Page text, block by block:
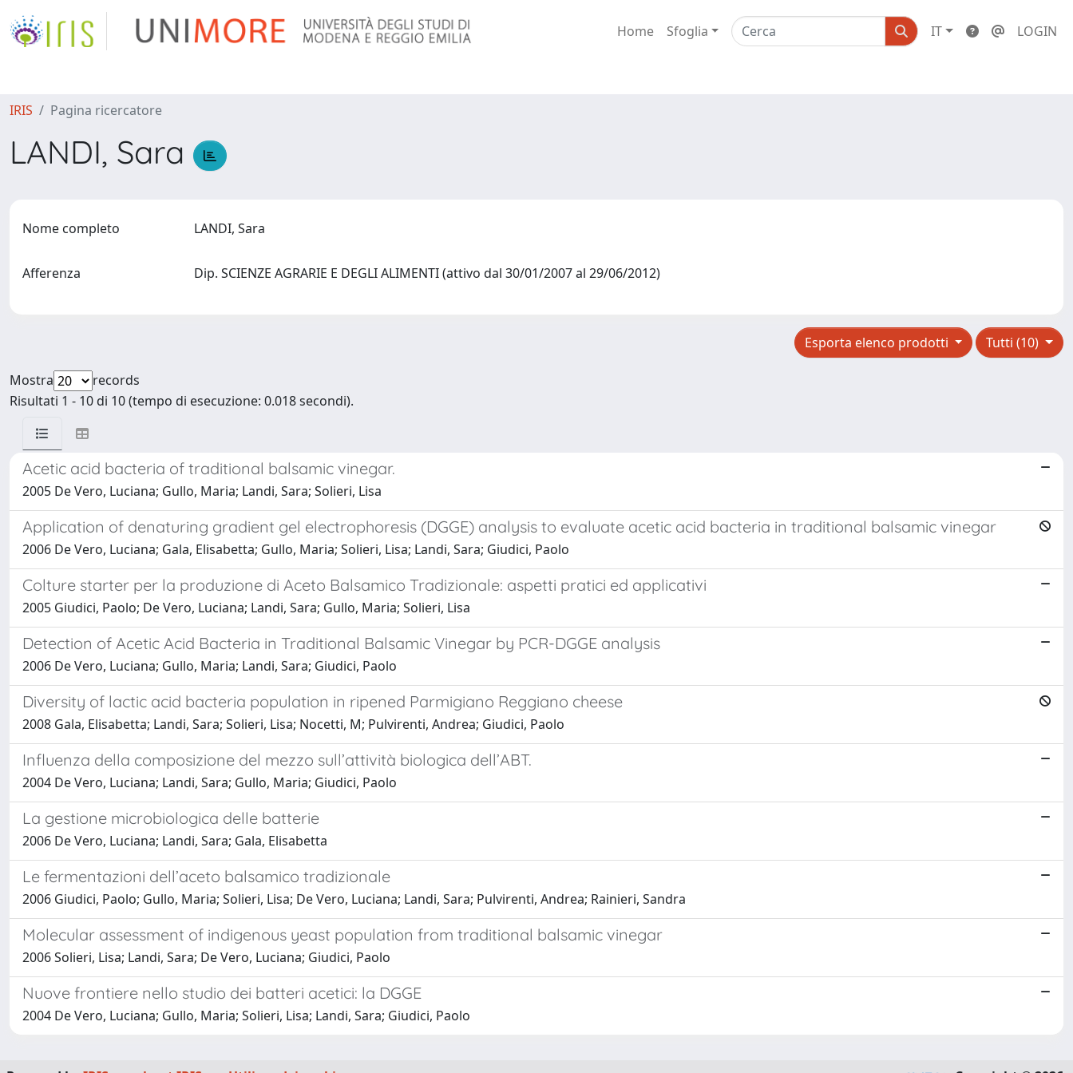
Home Sfoglia IT LOGIN
IRIS Pagina ricercatore
LANDI, Sara
Nome completo LANDI, Sara
Afferenza Dip. SCIENZE AGRARIE E DEGLI ALIMENTI (attivo dal 30/01/2007 al 29/06/2012)
Tutti (10)
Esporta elenco prodotti
Mostra
records
Risultati 1 - 10 di 10 (tempo di esecuzione: 0.018 secondi).
Acetic acid bacteria of traditional balsamic vinegar.
2005 De Vero, Luciana; Gullo, Maria; Landi, Sara; Solieri, Lisa
Application of denaturing gradient gel electrophoresis (DGGE) analysis to evaluate acetic acid bacteria in traditional balsamic vinegar
2006 De Vero, Luciana; Gala, Elisabetta; Gullo, Maria; Solieri, Lisa; Landi, Sara; Giudici, Paolo
Colture starter per la produzione di Aceto Balsamico Tradizionale: aspetti pratici ed applicativi
2005 Giudici, Paolo; De Vero, Luciana; Landi, Sara; Gullo, Maria; Solieri, Lisa
Detection of Acetic Acid Bacteria in Traditional Balsamic Vinegar by PCR-DGGE analysis
2006 De Vero, Luciana; Gullo, Maria; Landi, Sara; Giudici, Paolo
Diversity of lactic acid bacteria population in ripened Parmigiano Reggiano cheese
2008 Gala, Elisabetta; Landi, Sara; Solieri, Lisa; Nocetti, M; Pulvirenti, Andrea; Giudici, Paolo
Influenza della composizione del mezzo sull’attività biologica dell’ABT.
2004 De Vero, Luciana; Landi, Sara; Gullo, Maria; Giudici, Paolo
La gestione microbiologica delle batterie
2006 De Vero, Luciana; Landi, Sara; Gala, Elisabetta
Le fermentazioni dell’aceto balsamico tradizionale
2006 Giudici, Paolo; Gullo, Maria; Solieri, Lisa; De Vero, Luciana; Landi, Sara; Pulvirenti, Andrea; Rainieri, Sandra
Molecular assessment of indigenous yeast population from traditional balsamic vinegar
2006 Solieri, Lisa; Landi, Sara; De Vero, Luciana; Giudici, Paolo
Nuove frontiere nello studio dei batteri acetici: la DGGE
2004 De Vero, Luciana; Gullo, Maria; Solieri, Lisa; Landi, Sara; Giudici, Paolo